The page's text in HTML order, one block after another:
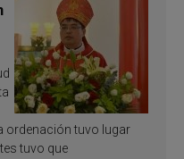
ordenación tuvo lugar
tuvo que